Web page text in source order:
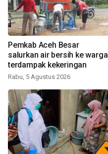
Pemkab Aceh Besar
salurkan air bersih ke warga
terdampak kekeringan
Rabu, 5 Agustus 2026